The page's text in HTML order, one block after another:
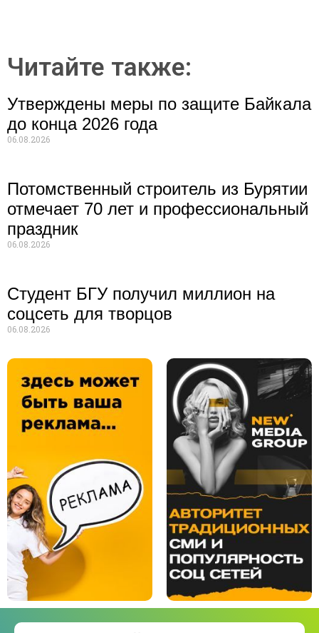
Читайте также:
Утверждены меры по защите Байкала
до конца 2026 года
06.08.2026
Потомственный строитель из Бурятии
отмечает 70 лет и профессиональный
праздник
06.08.2026
Студент БГУ получил миллион на
соцсеть для творцов
06.08.2026